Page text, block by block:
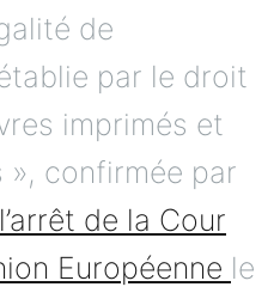
de
par le droit
imprimés et
», confirmée par
l’arrêt de la Cour
Européenne le